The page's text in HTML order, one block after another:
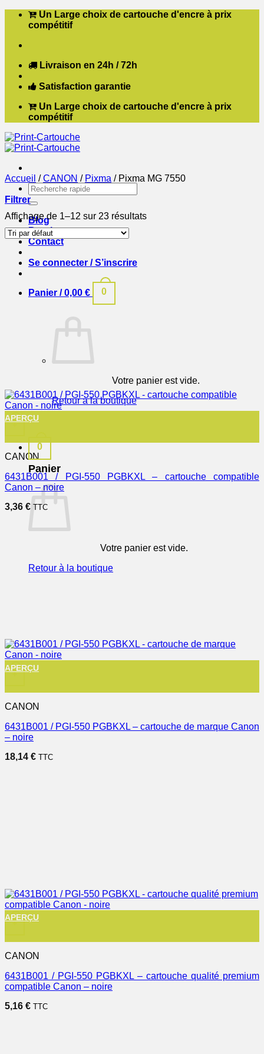
Passer Un Large choix de cartouche d'encre à prix
compétitif
Livraison en 24h / 72h
Satisfaction garantie
Un Large choix de cartouche d'encre à prix
compétitif
Recherche
pour :
Blog
Boutique
Contact
Se connecter / S’inscrire
Panier /0,00 € 0
Votre panier est vide.
Retour à la boutique
0
Panier
Votre panier est vide.
Retour à la boutique
Accueil / CANON / Pixma /Pixma MG 7550
Filtrer
Affichage de 1–12 sur 23 résultats
+
APERÇU
CANON
6431B001 / PGI-550 PGBKXL – cartouche compatible
Canon – noire
3,36 € TTC
+
APERÇU
CANON
6431B001 / PGI-550 PGBKXL – cartouche de marque Canon
– noire
18,14 € TTC
+
APERÇU
CANON
6431B001 / PGI-550 PGBKXL – cartouche qualité premium
compatible Canon – noire
5,16 € TTC